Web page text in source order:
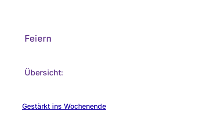
Feiern
Übersicht:
Gestärkt ins Wochenende